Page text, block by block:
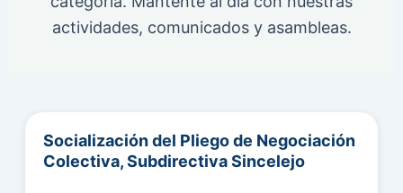
actividades, comunicados y asambleas.
Socialización del Pliego de Negociación
Colectiva, Subdirectiva Sincelejo